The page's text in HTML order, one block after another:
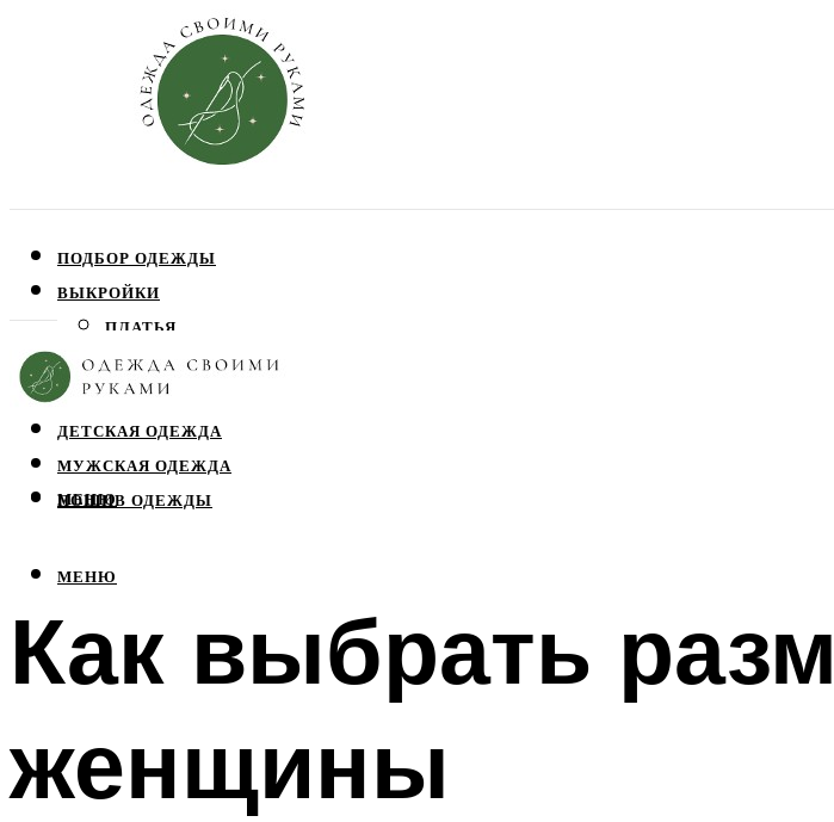
ПОДБОР ОДЕЖДЫ
ВЫКРОЙКИ
ПЛАТЬЯ
ЮБКИ
БЛУЗЫ
ДЕТСКАЯ ОДЕЖДА
МУЖСКАЯ ОДЕЖДА
ПОШИВ ОДЕЖДЫ
МЕНЮ
МЕНЮ
Как выбрать
женщины